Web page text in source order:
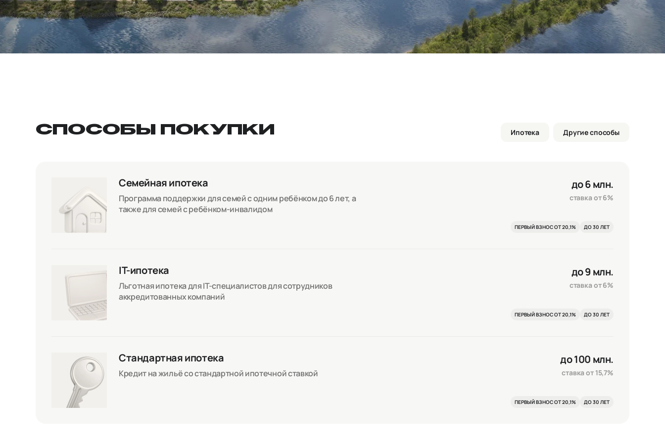
СПОСОБЫ ПОКУПКИ Ипотека Другие способы
Семейная ипотека
Программа поддержки для семей с одним ребёнком до 6 лет, а
также для семей с ребёнком-инвалидом
до 6 млн.
ставка от 6%
ПЕРВЫЙ ВЗНОС ОТ 20,1% ДО 30 ЛЕТ
IT-ипотека
Льготная ипотека для IT-специалистов для сотрудников
аккредитованных компаний
до 9 млн.
ставка от 6%
ПЕРВЫЙ ВЗНОС ОТ 20,1% ДО 30 ЛЕТ
Стандартная ипотека
Кредит на жильё со стандартной ипотечной ставкой
до 100 млн.
ставка от 15,7%
ПЕРВЫЙ ВЗНОС ОТ 20,1% ДО 30 ЛЕТ